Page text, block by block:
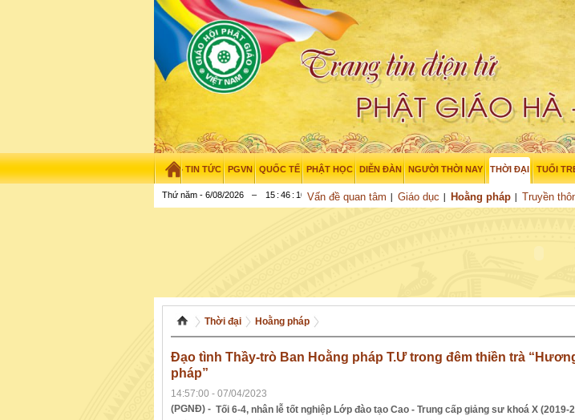
TIN TỨC PGVN QUỐC TẾ PHẬT HỌC DIỄN ĐÀN NGƯỜI THỜI NAY THỜI ĐẠI
Vấn đề quan tâm Giáo dục Hoằng pháp Truyền
TUỔI
Thứ năm - 6/08/2026 – 15 : 46 : 11
Thời đại Hoằng pháp
Đạo tình Thầy-trò Ban Hoằng pháp T.Ư trong đêm thiền trà
pháp”
14:57:00 - 07/04/2023
(PGNĐ) - Tối 6-4, nhân lễ tốt nghiệp Lớp đào tạo Cao - Trung cấp giảng sư khoá X (2019-